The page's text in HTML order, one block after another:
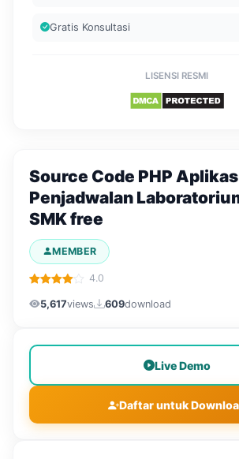
Gratis Konsultasi
LISENSI RESMI
Source Code PHP
Penjadwalan
SMK free
MEMBER
4.0
5,617views 609download
Live Demo
Daftar untuk